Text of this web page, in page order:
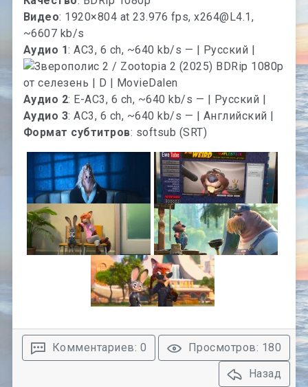
Видео: 1920×804 at 23.976 fps,x264@L4.1,
~6607 kb/s
Аудио 1: AC3, 6 ch, ~640 kb/s — | Русский |
Аудио 2: E-AC3, 6 ch, ~640 kb/s — | Русский |
Аудио 3: AC3, 6 ch, ~640 kb/s — | Английский |
Формат субтитров: softsub (SRT)
Комментариев: 0
Просмотров: 180
Назад